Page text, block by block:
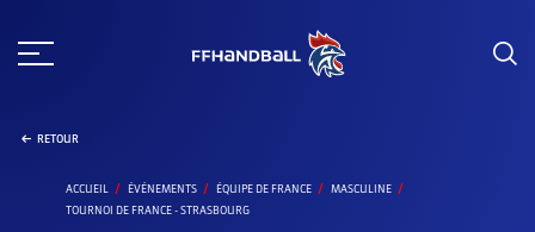
au
RETOUR
ACCUEIL ÉVÉNEMENTS ÉQUIPE DE FRANCE
MASCULINE
TOURNOI DE FRANCE - STRASBOURG